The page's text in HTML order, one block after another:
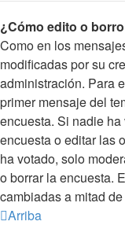
¿Cómo edito o
Como en los
modificadas por su
administración. Para
primer mensaje del
encuesta. Si nadie
encuesta o editar las
ha votado, solo
o borrar la encuesta.
cambiadas a mitad
Arriba